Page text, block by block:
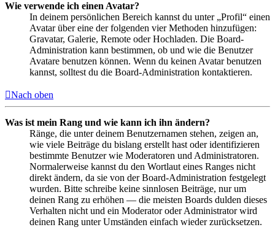
Wie verwende ich einen Avatar?
In deinem persönlichen Bereich kannst du unter „Profil“ einen
Avatar über eine der folgenden vier Methoden hinzufügen:
Gravatar, Galerie, Remote oder Hochladen. Die Board-
Administration kann bestimmen, ob und wie die Benutzer
Avatare benutzen können. Wenn du keinen Avatar benutzen
kannst, solltest du die Board-Administration kontaktieren.
Nach oben
Was ist mein Rang und wie kann ich ihn ändern?
Ränge, die unter deinem Benutzernamen stehen, zeigen an,
wie viele Beiträge du bislang erstellt hast oder identifizieren
bestimmte Benutzer wie Moderatoren und Administratoren.
Normalerweise kannst du den Wortlaut eines Ranges nicht
direkt ändern, da sie von der Board-Administration festgelegt
wurden. Bitte schreibe keine sinnlosen Beiträge, nur um
deinen Rang zu erhöhen — die meisten Boards dulden dieses
Verhalten nicht und ein Moderator oder Administrator wird
deinen Rang unter Umständen einfach wieder zurücksetzen.